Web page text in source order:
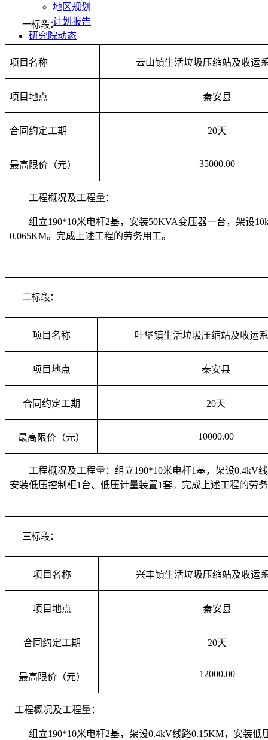
地区规划
计划报告
研究院动态
一标段：
项目名称 云山镇生活垃圾压缩站及收运
项目地点 秦安县
合同约定工期 20天
最高限价 （元） 35000.00
工程概况及工程量：
组立190*10米电杆2基，安装50KVA变压器一台，架设
0.065KM。完成上述工程的劳务用工。
二标段：
项目名称 叶堡镇生活垃圾压缩站及收运
项目地点 秦安县
合同约定工期 20天
最高限价（元） 10000.00
工程概况及工程量：组立190*10米电杆1基，架设0.4kV
安装低压控制柜1台、低压计量装置1套。完成上述工程的劳
三标段：
项目名称 兴丰镇生活垃圾压缩站及收运
项目地点 秦安县
合同约定工期 20天
最高限价（元） 12000.00
工程概况及工程量：
组立190*10米电杆2基，架设0.4kV线路0.15KM，安装低